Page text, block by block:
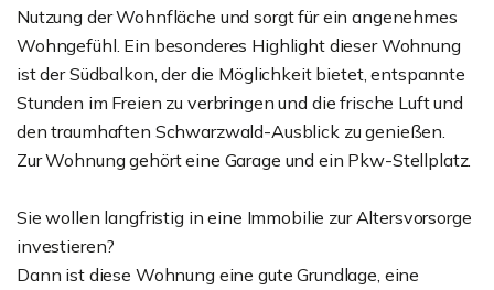
Nutzung der Wohnfläche und sorgt für ein angenehmes
Wohngefühl. Ein besonderes Highlight dieser Wohnung
ist der Südbalkon, der die Möglichkeit bietet, entspannte
Stunden im Freien zu verbringen und die frische Luft und
den traumhaften Schwarzwald-Ausblick zu genießen.
Zur Wohnung gehört eine Garage und ein Pkw-Stellplatz.
Sie wollen langfristig in eine Immobilie zur Altersvorsorge
investieren?
Dann ist diese Wohnung eine gute Grundlage, eine